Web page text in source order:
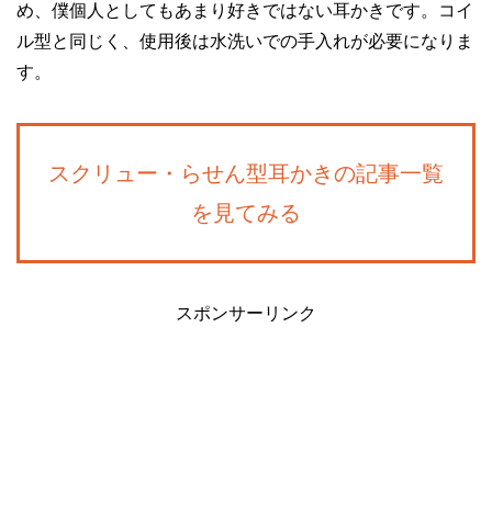
め、僕個人としてもあまり好きではない耳かきです。コイ
ル型と同じく、使用後は水洗いでの手入れが必要になりま
す。
スクリュー・らせん型耳かきの記事一覧
を見てみる
スポンサーリンク